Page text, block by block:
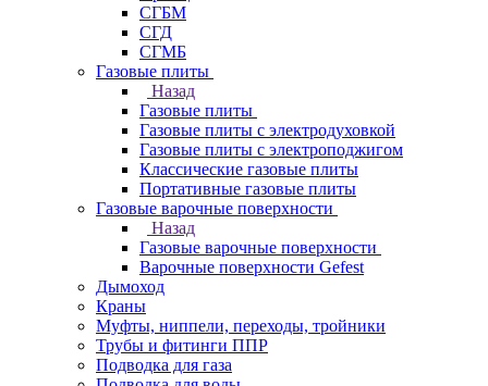
СГБМ
СГД
СГМБ
Газовые плиты
Назад
Газовые плиты
Газовые плиты с электродуховкой
Газовые плиты с электроподжигом
Классические газовые плиты
Портативные газовые плиты
Газовые варочные поверхности
Назад
Газовые варочные поверхности
Варочные поверхности Gefest
Дымоход
Краны
Муфты, ниппели, переходы, тройники
Трубы и фитинги ППР
Подводка для газа